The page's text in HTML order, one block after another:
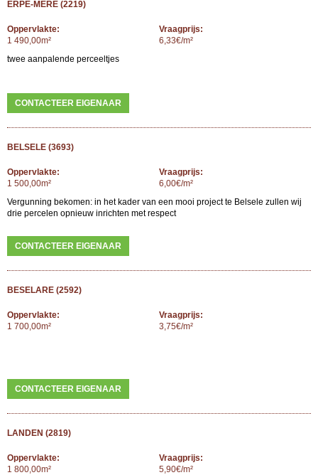
ERPE-MERE (2219)
Oppervlakte:
1 490,00m²
Vraagprijs:
6,33€/m²
twee aanpalende perceeltjes
CONTACTEER EIGENAAR
BELSELE (3693)
Oppervlakte:
1 500,00m²
Vraagprijs:
6,00€/m²
Vergunning bekomen: in het kader van een mooi project te Belsele zullen wij
drie percelen opnieuw inrichten met respect
CONTACTEER EIGENAAR
BESELARE (2592)
Oppervlakte:
1 700,00m²
Vraagprijs:
3,75€/m²
CONTACTEER EIGENAAR
LANDEN (2819)
Oppervlakte:
1 800,00m²
Vraagprijs:
5,90€/m²